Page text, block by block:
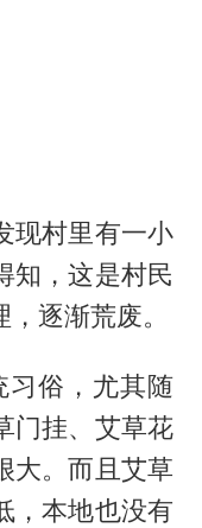
现村里有一小
知，这是村民
逐渐荒废。
习俗，尤其随
门挂、艾草花
大。而且艾草
，本地也没有